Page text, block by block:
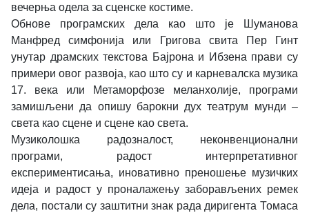
вечерња одела за сценске костиме.
Обнове програмских дела као што је Шуманова
Манфред симфонија или Григова свита Пер Гинт
унутар драмских текстова Бајрона и Ибзена прави су
примери овог развоја, као што су и карневалска музика
17. века или Метаморфозе меланхолије, програми
замишљени да опишу барокни дух театрум мунди –
света као сцене и сцене као света.
Музиколошка радозналост, неконвенционални
програми, радост интерпретативног
експериментисања, иновативно преношење музичких
идеја и радост у проналажењу заборављених ремек
дела, постали су заштитни знак рада диригента Томаса